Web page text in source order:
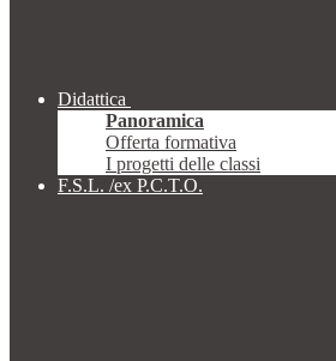
Didattica
Panoramica
Offerta formativa
I progetti delle classi
F.S.L. /ex P.C.T.O.